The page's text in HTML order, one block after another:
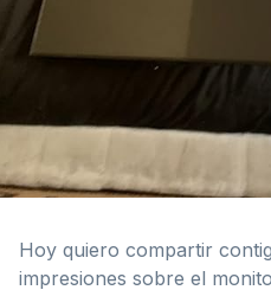
Hoy quiero compartir
impresiones sobre el